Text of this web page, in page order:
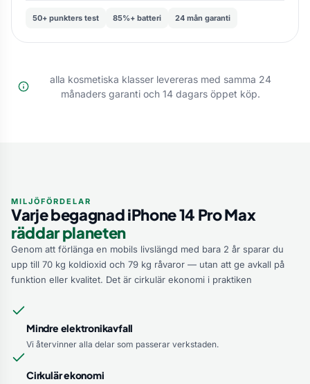
50+ punkters test 85%+ batteri 24 mån garanti
alla kosmetiska klasser levereras med samma 24
månaders garanti och 14 dagars öppet köp.
MILJÖFÖRDELAR
Varje begagnad iPhone 14 Pro Max
räddar planeten
Genom att förlänga en mobils livslängd med bara 2 år sparar du
upp till 70 kg koldioxid och 79 kg råvaror — utan att ge avkall på
funktion eller kvalitet. Det är cirkulär ekonomi i praktiken
Mindre elektronikavfall
Vi återvinner alla delar som passerar verkstaden.
Cirkulär ekonomi